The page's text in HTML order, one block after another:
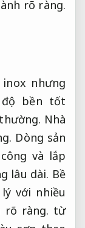
rõ ràng.
nhưng
bền tốt
Nhà
Dòng sản
và lắp
lâu dài. Bề
với nhiều
rõ ràng. từ